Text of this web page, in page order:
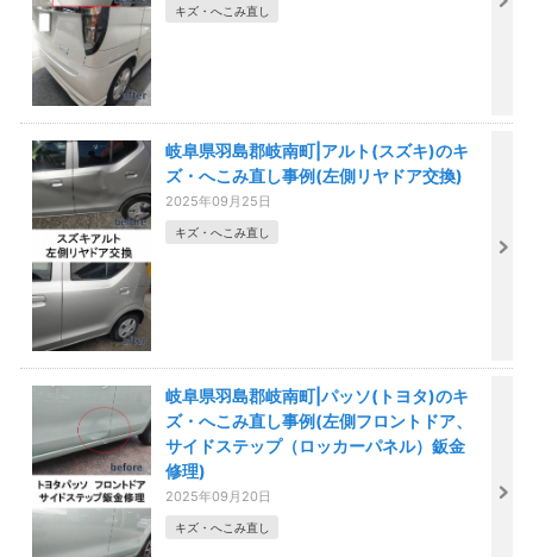
キズ・へこみ直し
岐阜県羽島郡岐南町|アルト(スズキ)のキ
ズ・へこみ直し事例(左側リヤドア交換)
2025年09月25日
キズ・へこみ直し
岐阜県羽島郡岐南町|パッソ(トヨタ)のキ
ズ・へこみ直し事例(左側フロントドア、
サイドステップ（ロッカーパネル）鈑金
修理)
2025年09月20日
キズ・へこみ直し